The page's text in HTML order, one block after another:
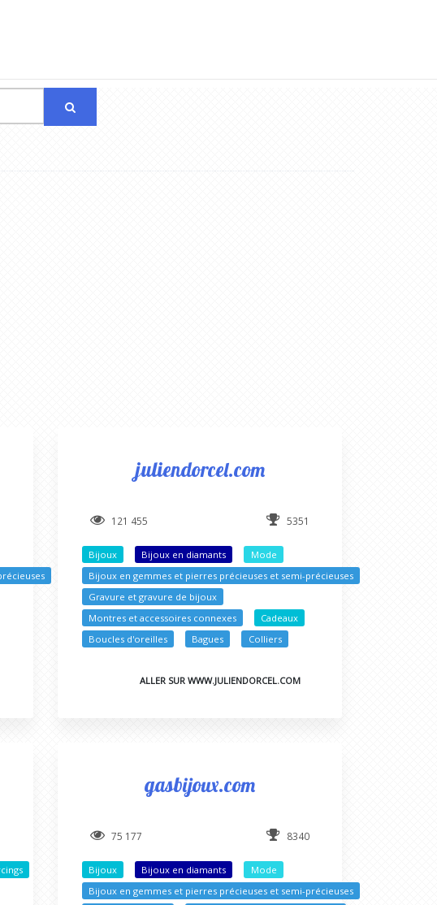
juliendorcel.com
121 455 5351
Bijoux Bijoux en diamants
Mode
Bijoux en gemmes et pierres précieuses et semi-précieuses
Gravure et gravure de bijoux
Montres et accessoires connexes
Cadeaux
Boucles d'oreilles
Bagues Colliers
ALLER SUR WWW.JULIENDORCEL.COM
gasbijoux.com
75 177 8340
Bijoux Bijoux en diamants
Mode
Bijoux en gemmes et pierres précieuses et semi-précieuses